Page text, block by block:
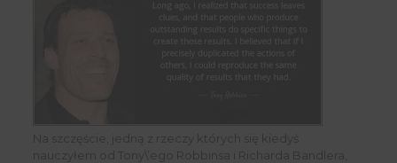
Na szczęście, jedną z rzeczy których się kiedyś
nauczyłem od Tony\’ego Robbinsa i Richarda Bandlera,